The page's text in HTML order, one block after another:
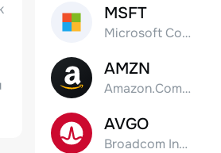
MSFT
Microsoft Corp
AMZN
Amazon.Com Inc
AVGO
Broadcom Inc. Common Stock